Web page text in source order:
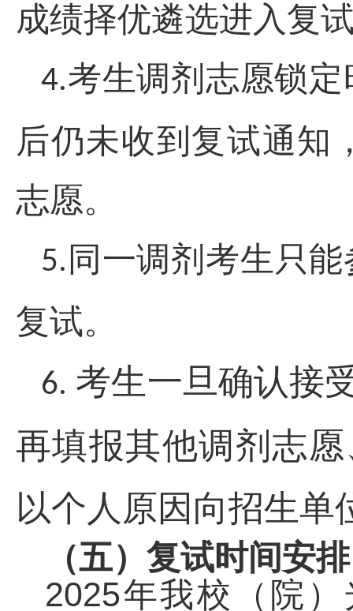
成绩择优遴选进入复
4.考生调剂志愿锁定
后仍未收到复试通知
志愿。
5. 同一调剂考生只
复试。
6. 考生一旦确认接
再填报其他调剂志
以个人原因向招生单
（五）复试时间安排
2025年我校（院